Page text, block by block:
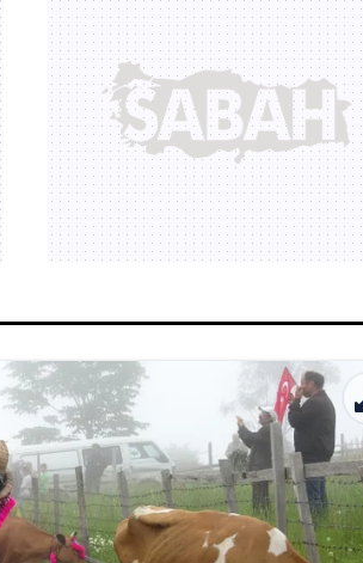
ilgili bilgi almak için lütfen tıklayınız